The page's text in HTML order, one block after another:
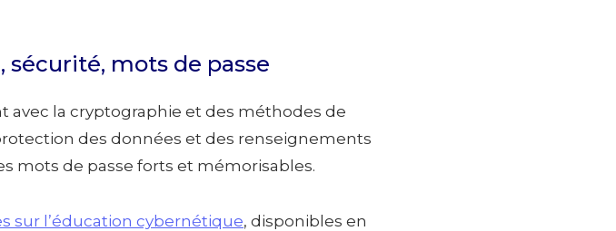
mots de passe
avec la cryptographie et des méthodes de
des données et des renseignements
mots de passe forts et mémorisables.
sur l’éducation cybernétique, disponibles en